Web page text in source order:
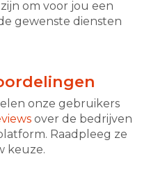
om voor jou een
gewenste diensten
onze gebruikers
over de bedrijven
Raadpleeg ze
keuze.